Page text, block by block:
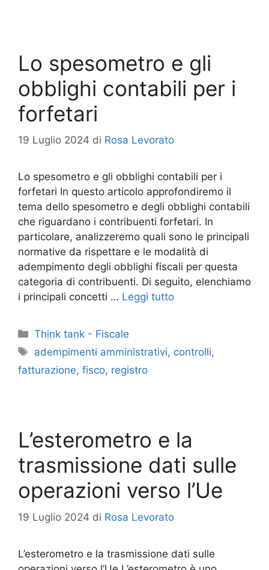
Lo spesometro e gli
obblighi contabili per i
forfetari
19 Luglio 2024 di Rosa Levorato
Lo spesometro e gli obblighi contabili per i
forfetari In questo articolo approfondiremo il
tema dello spesometro e degli obblighi contabili
che riguardano i contribuenti forfetari. In
particolare, analizzeremo quali sono le principali
normative da rispettare e le modalità di
adempimento degli obblighi fiscali per questa
categoria di contribuenti. Di seguito, elenchiamo
i principali concetti … Leggi tutto
Categorie
Think tank - Fiscale
Tag
adempimenti amministrativi, controlli,
fatturazione, fisco, registro
L’esterometro e la
trasmissione dati sulle
operazioni verso l’Ue
19 Luglio 2024 di Rosa Levorato
L’esterometro e la trasmissione dati sulle